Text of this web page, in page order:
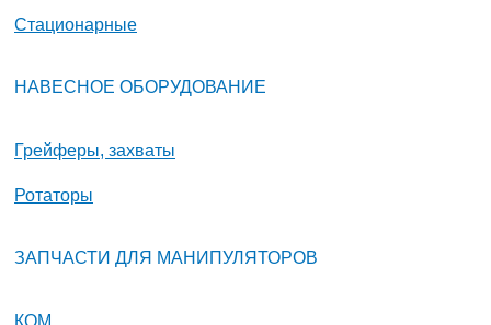
Стационарные
НАВЕСНОЕ ОБОРУДОВАНИЕ
Грейферы, захваты
Ротаторы
ЗАПЧАСТИ ДЛЯ МАНИПУЛЯТОРОВ
КОМ